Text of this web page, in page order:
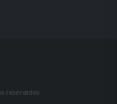
reservados